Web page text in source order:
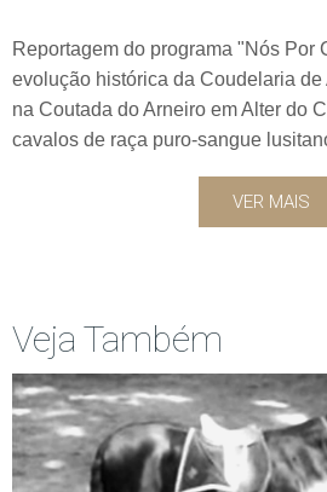
Reportagem do programa "Nós Por
evolução histórica da Coudelaria
na Coutada do Arneiro em Alter do
cavalos de raça puro-sangue
VER MAIS
Veja Também